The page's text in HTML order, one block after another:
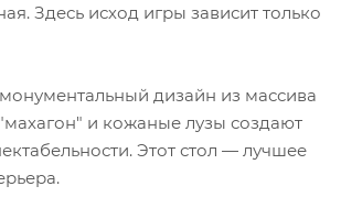
Здесь исход игры зависит только
дизайн из массива
и кожаные лузы создают
Этот стол — лучшее